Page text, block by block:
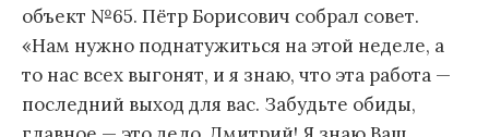
объект №65. Пётр Борисович собрал совет.
«Нам нужно поднатужиться на этой неделе, а
то нас всех выгонят, и я знаю, что эта работа —
последний выход для вас. Забудьте обиды,